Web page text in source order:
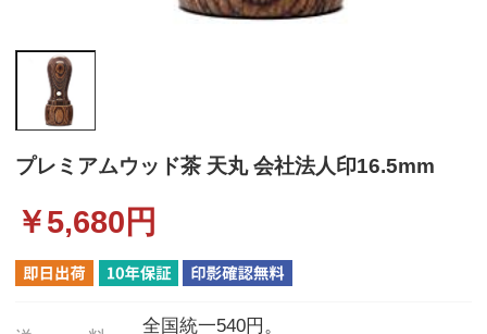
プレミアムウッド茶 天丸 会社法人印16.5mm
￥5,680 円
全国統一540円。